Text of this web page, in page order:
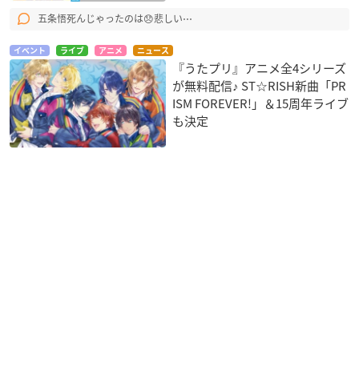
五条悟死んじゃったのは😞悲しい⋯
イベント ライブ アニメ ニュース
『うたプリ』アニメ全4シリーズ
が無料配信♪ ST☆RISH新曲「PR
ISM FOREVER!」＆15周年ライブ
も決定